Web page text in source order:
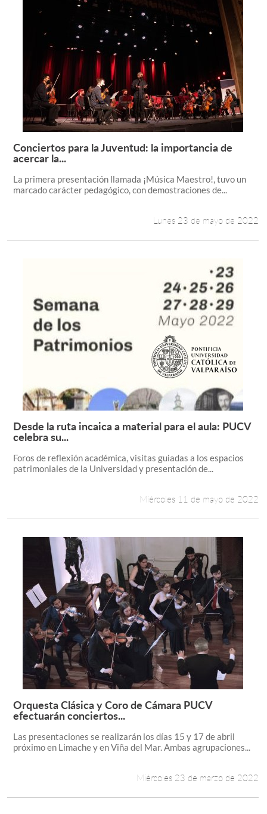
Leer más +
Conciertos para la Juventud: la importancia de
acercar la...
La primera presentación llamada ¡Música Maestro!, tuvo un
marcado carácter pedagógico, con demostraciones de...
Lunes 23 de mayo de 2022
Leer más +
Desde la ruta incaica a material para el aula: PUCV
celebra su...
Foros de reflexión académica, visitas guiadas a los espacios
patrimoniales de la Universidad y presentación de...
Miércoles 11 de mayo de 2022
Leer más +
Orquesta Clásica y Coro de Cámara PUCV
efectuarán conciertos...
Las presentaciones se realizarán los días 15 y 17 de abril
próximo en Limache y en Viña del Mar. Ambas agrupaciones...
Miércoles 23 de marzo de 2022